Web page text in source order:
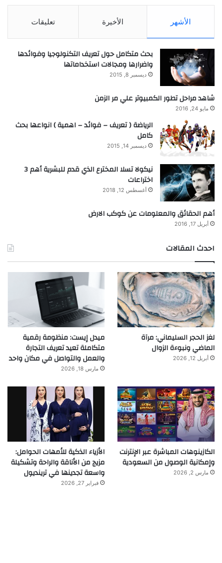
الأشهر الأخيرة تعليقات
بحث متكامل حول تعريف التكنولوجيا وفوائدها
واضرارها ومجالات استخداماتها
ديسمبر 8, 2015
شاهد مراحل تطور الكمبيوتر علي مر الزمن
مايو 24, 2016
الرياضة ( تعريف – فوائد – اهمية ) انواعها بحث
كامل
ديسمبر 14, 2015
نيكولا تسلا المخترع الذي قدم للبشرية أهم 3
اختراعات
أغسطس 12, 2018
أهم الحقائق والمعلومات عن كوكب الارض
أبريل 17, 2016
احدث المقالات
لغز الحجر السليماني: مرآة
الماضي ونبوءة الزوال
أبريل 12, 2026
ميدل إيست: منظومة رقمية
متكاملة تعيد تعريف التجارة
والعمل والتواصل في مكان واحد
مارس 18, 2026
الكازينوهات المباشرة عبر الإنترنت
وإمكانية الوصول من السعودية
مارس 2, 2026
الأزياء الذكية للأمهات الحوامل:
مزيج من الأناقة والراحة وتشكيلة
واسعة تجدينها في ترينديول
فبراير 27, 2026